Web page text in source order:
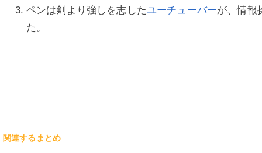
ペンは剣より強しを志したユーチューバーが、情報
た。
関連するまとめ